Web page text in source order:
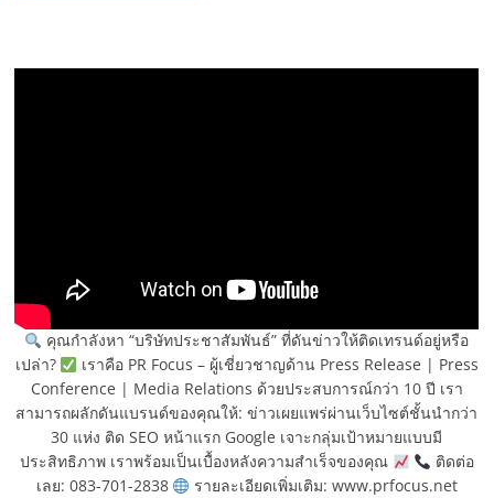
คุณกำลังหา “บริษัทประชาสัมพันธ์” ที่ดันข่าวให้ติดเทรนด์อยู่หรือ
เปล่า?
เราคือ PR Focus – ผู้เชี่ยวชาญด้าน Press Release | Press
Conference | Media Relations ด้วยประสบการณ์กว่า 10 ปี เรา
สามารถผลักดันแบรนด์ของคุณให้: ข่าวเผยแพร่ผ่านเว็บไซต์ชั้นนำกว่า
30 แห่ง ติด SEO หน้าแรก Google เจาะกลุ่มเป้าหมายแบบมี
ประสิทธิภาพ เราพร้อมเป็นเบื้องหลังความสำเร็จของคุณ
ติดต่อ
เลย: 083-701-2838
รายละเอียดเพิ่มเติม: www.prfocus.net